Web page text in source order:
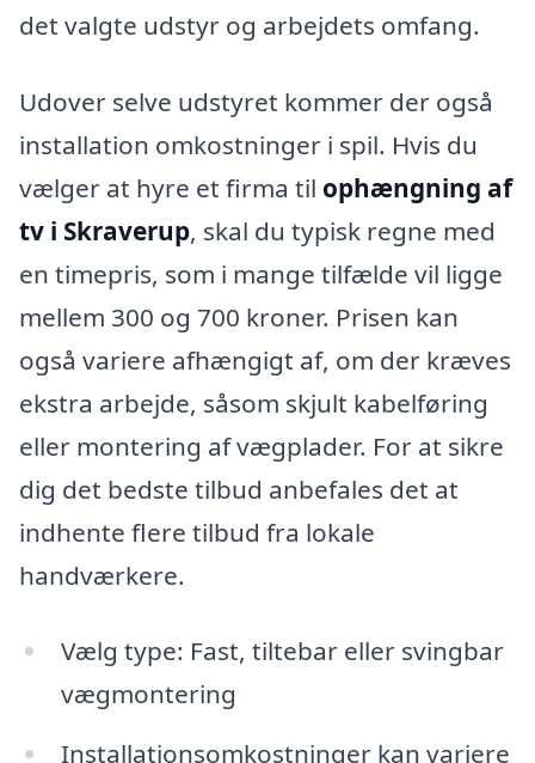
det valgte udstyr og arbejdets omfang.
Udover selve udstyret kommer der også
installation omkostninger i spil. Hvis du
vælger at hyre et firma til ophængning af
tv i Skraverup, skal du typisk regne med
en timepris, som i mange tilfælde vil ligge
mellem 300 og 700 kroner. Prisen kan
også variere afhængigt af, om der kræves
ekstra arbejde, såsom skjult kabelføring
eller montering af vægplader. For at sikre
dig det bedste tilbud anbefales det at
indhente flere tilbud fra lokale
handværkere.
Vælg type: Fast, tiltebar eller svingbar
vægmontering
Installationsomkostninger kan variere